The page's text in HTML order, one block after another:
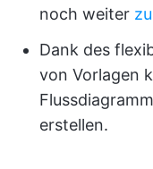
noch weiter zu
Dank des
von Vorlagen
erstellen.